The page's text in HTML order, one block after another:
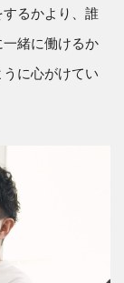
るかより、誰
緒に働けるか
に心がけてい